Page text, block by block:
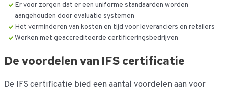
Er voor zorgen dat er een uniforme standaarden worden
aangehouden door evaluatie systemen
Het verminderen van kosten en tijd voor leveranciers en retailers
Werken met geaccrediteerde certificeringsbedrijven
De voordelen van IFS certificatie
De IFS certificatie bied een aantal voordelen aan voor